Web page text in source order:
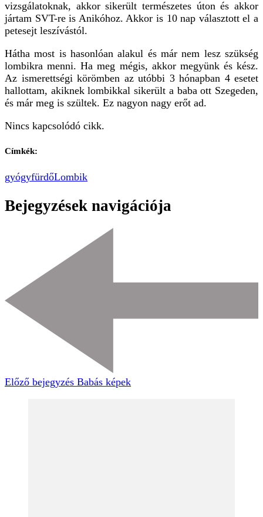
vizsgálatoknak, akkor sikerült természetes úton és akkor
jártam SVT-re is Anikóhoz. Akkor is 10 nap választott el a
petesejt leszívástól.
Hátha most is hasonlóan alakul és már nem lesz szükség
lombikra menni. Ha meg mégis, akkor megyünk és kész.
Az ismerettségi körömben az utóbbi 3 hónapban 4 esetet
hallottam, akiknek lombikkal sikerült a baba ott Szegeden,
és már meg is szültek. Ez nagyon nagy erőt ad.
Nincs kapcsolódó cikk.
Címkék:
gyógyfürdőLombik
Bejegyzések navigációja
Előző bejegyzés Babás képek